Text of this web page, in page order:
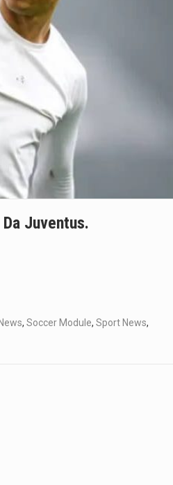
2026…
cidadãos dos Estados…
Juventus.
, Soccer Module, Sport News,